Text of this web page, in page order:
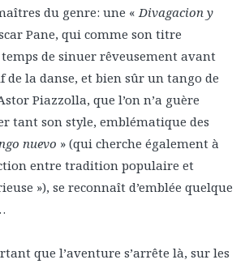
du genre: une «Divagacion y
Pane, qui comme son titre
de sinuer rêveusement avant
de la danse, et bien sûr un tango de
Piazzolla, que l’on n’a guère
tant son style, emblématique des
nuevo » (qui cherche également à
entre tradition populaire et
»), se reconnaît d’emblée quelque
que l’aventure s’arrête là, sur les